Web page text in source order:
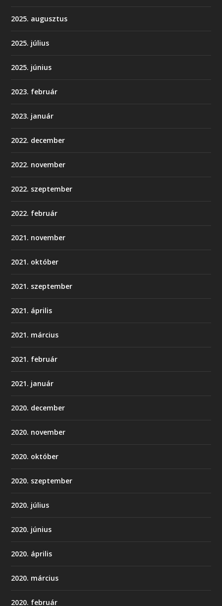
2025. augusztus
2025. július
2025. június
2023. február
2023. január
2022. december
2022. november
2022. szeptember
2022. február
2021. november
2021. október
2021. szeptember
2021. április
2021. március
2021. február
2021. január
2020. december
2020. november
2020. október
2020. szeptember
2020. július
2020. június
2020. április
2020. március
2020. február